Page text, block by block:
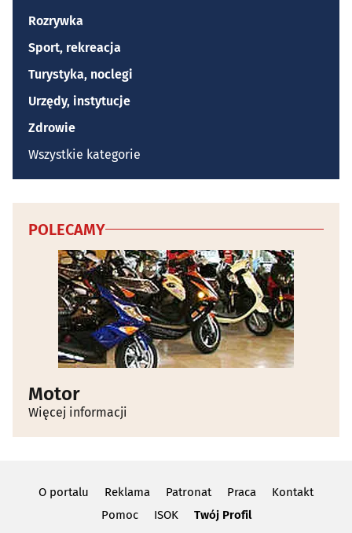
Rozrywka
Sport, rekreacja
Turystyka, noclegi
Urzędy, instytucje
Zdrowie
Wszystkie kategorie
POLECAMY
Motor
Więcej informacji
O portalu Reklama Patronat Praca
Kontakt
Pomoc
ISOK Twój Profil